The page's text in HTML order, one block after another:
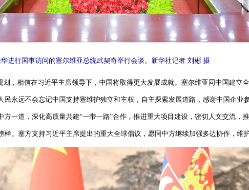
进行国事访问的塞尔维亚总统武契奇举行会谈。新华社记者刘彬摄
相信在习近平主席领导下，中国将取得更大发展成就。塞尔维亚同中国建立
永远不会忘记中国支持塞维护独立和主权，自主探索发展道路，感谢中国企业
一道，深化高质量共建“一带一路”合作，推进重大项目建设，密切人文交流，
。塞方支持习近平主席提出的重大全球倡议，愿同中方继续加强多边协作，维